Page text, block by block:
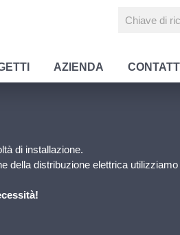
AZIENDA CONTATTI
di installazione.
della distribuzione elettrica utilizziamo